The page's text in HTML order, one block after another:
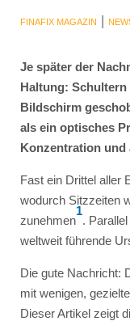
FINAFIX MAGAZIN |
Je später der
Haltung:
Bildschirm
als ein optisches
Konzentration und
Fast ein Drittel aller
wodurch Sitzzeiten
zunehmen
1
.
weltweit führende
Die gute Nachricht:
mit wenigen,
Dieser Artikel zeigt